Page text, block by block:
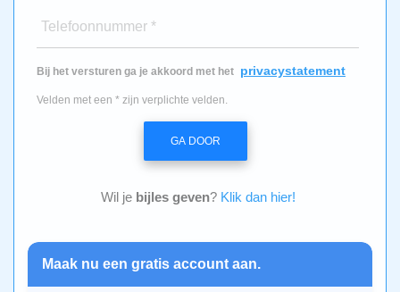
Telefoonnummer *
Bij het versturen ga je akkoord met het privacystatement
Velden met een * zijn verplichte velden.
GA DOOR
Wil je bijles geven? Klik dan hier!
Maak nu een gratis account aan.